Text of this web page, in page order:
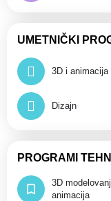
UMETNIČKI
3D i animacija
Dizajn
PROGRAMI
3D
animacija